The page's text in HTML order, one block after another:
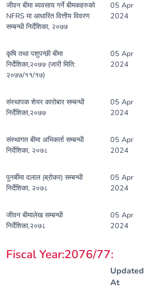
जीवन बीमा ब्यवसाय गर्ने बीमकहरुको
NFRS मा आधारित वित्तीय विवरण
सम्बन्धी निर्देशिका, २०७७
05 Apr
2024
कृषि तथा पशुपन्छी बीमा
निर्देशिका,२०७७ (जारी मिति:
२०७७/११/१७)
05 Apr
2024
संस्थापक शेयर कारोबार सम्बन्धी
निर्देशिका,२०७७
05 Apr
2024
संस्थागत बीमा अभिकर्ता सम्बन्धी
निर्देशिका, २०७८
05 Apr
2024
पुनर्बीमा दलाल (ब्रोकर) सम्बन्धी
निर्देशिका, २०७८
05 Apr
2024
जीवन बीमालेख सम्बन्धी
निर्देशिका,२०७८
05 Apr
2024
Fiscal Year:2076/77:
Updated
At